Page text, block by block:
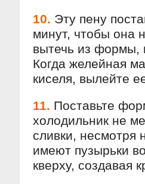
10. Эту пену
минут, чтобы она
вытечь из формы,
Когда желейная
киселя, вылейте
11. Поставьте
холодильник не
сливки,
имеют пузырьки
кверху, создавая